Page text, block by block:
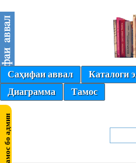
Саҳифаи аввал Каталоги
Диаграмма
Тамос